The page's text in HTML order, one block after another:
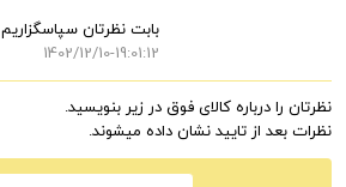
بابت نظرتان سپاسگزاریم
1402/12/10-19:01:12
نظرتان را درباره کالای فوق در زیر بنویسید.
نظرات بعد از تایید نشان داده میشوند.